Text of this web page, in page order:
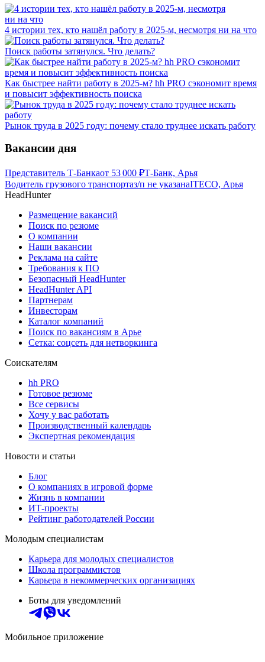
4 истории тех, кто нашёл работу в 2025-м, несмотря ни на что
Поиск работы затянулся. Что делать?
Как быстрее найти работу в 2025-м? hh PRO сэкономит время
и повысит эффективность поиска
Рынок труда в 2025 году: почему стало труднее искать работу
Вакансии дня
Представитель Т-Банкаот 53 000 ₽Т-Банк, Арья
Водитель грузового транспортаз/п не указанаITECO, Арья
HeadHunter
Размещение вакансий
Поиск по резюме
О компании
Наши вакансии
Реклама на сайте
Требования к ПО
Безопасный HeadHunter
HeadHunter API
Партнерам
Инвесторам
Каталог компаний
Поиск по вакансиям в Арье
Сетка: соцсеть для нетворкинга
Соискателям
hh PRO
Готовое резюме
Все сервисы
Хочу у вас работать
Производственный календарь
Экспертная рекомендация
Новости и статьи
Блог
О компаниях в игровой форме
Жизнь в компании
ИТ-проекты
Рейтинг работодателей России
Молодым специалистам
Карьера для молодых специалистов
Школа программистов
Карьера в некоммерческих организациях
Боты для уведомлений
Мобильное приложение